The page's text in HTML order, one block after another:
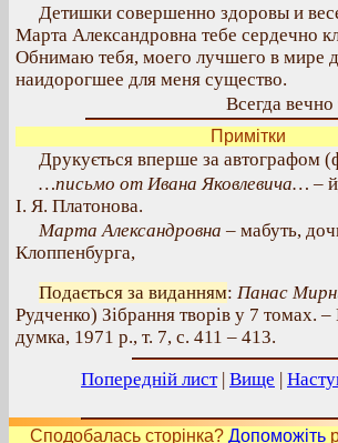
Детишки совершенно здоровы и
Марта Александровна тебе сердечно
Обнимаю тебя, моего лучшего в мире
наидорогшее для меня существо.
Всегда
Примітки
Друкується вперше за автографом
…письмо от Ивана Яковлевича… –
І. Я. Платонова.
Марта Александровна – мабуть,
Клоппенбурга,
Подається за виданням: Панас
Рудченко) Зібрання творів у 7 томах.
думка, 1971 р., т. 7, с. 411 – 413.
Попередній лист| Вище |
Сподобалась сторінка? Допоможіть